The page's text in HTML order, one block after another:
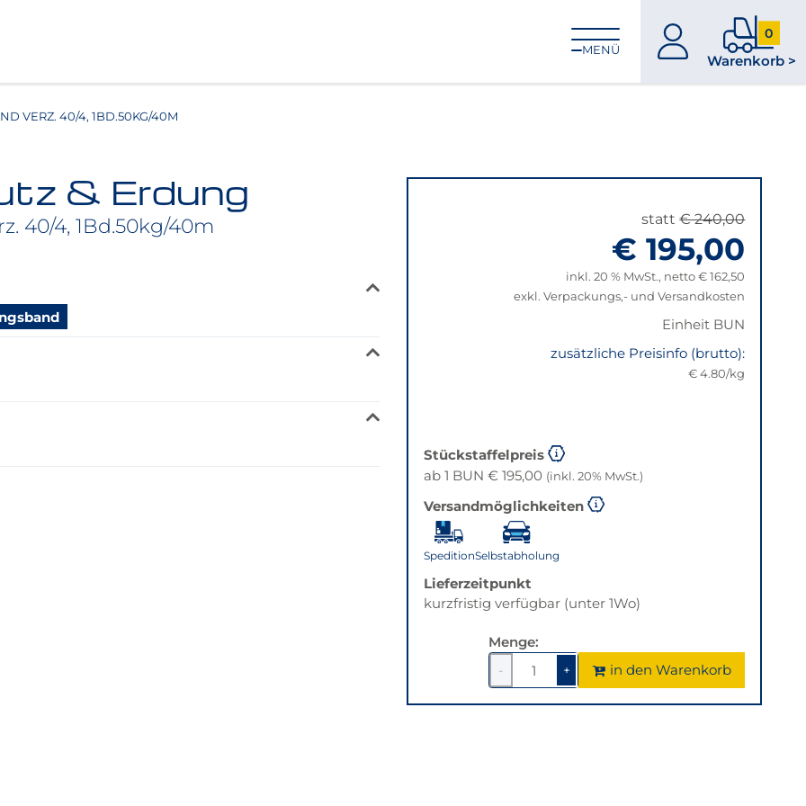
MENÜ
zum
0
Warenkorb >
0
im
VERZ. 40/4, 1BD.50KG/40M
& Erdung
40/4, 1Bd.50kg/40m statt€ 240,00
€ 195,00
inkl. 20 % MwSt., netto € 162,50
exkl. Verpackungs,- und Versandkosten
Einheit BUN
zusätzliche Preisinfo (brutto):
€ 4.80/kg
Stückstaffelpreis
ab 1 BUN € 195,00 (inkl. 20% MwSt.)
Versandmöglichkeiten
SpeditionSelbstabholung
Lieferzeitpunkt
kurzfristig verfügbar (unter 1Wo)
Menge:
-
1
um
1
+
1
um
1
in den Warenkorb